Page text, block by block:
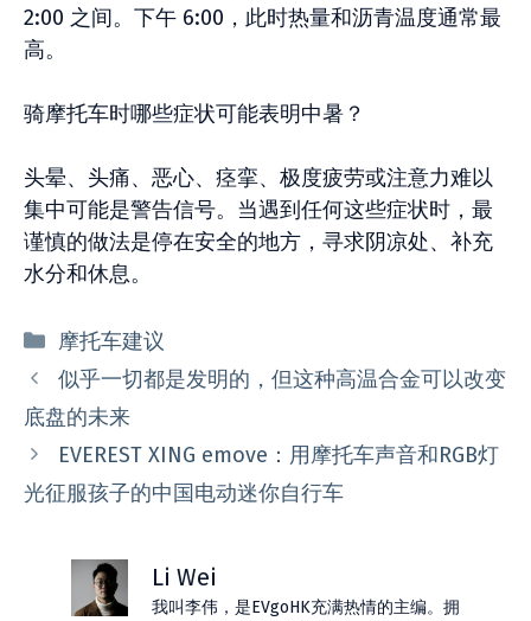
2:00 之间。下午 6:00，此时热量和沥青温度通常最
高。
骑摩托车时哪些症状可能表明中暑？
头晕、头痛、恶心、痉挛、极度疲劳或注意力难以
集中可能是警告信号。当遇到任何这些症状时，最
谨慎的做法是停在安全的地方，寻求阴凉处、补充
水分和休息。
分
类
摩托车建议
似乎一切都是发明的，但这种高温合金可以改变
底盘的未来
EVEREST XING emove：用摩托车声音和RGB灯
光征服孩子的中国电动迷你自行车
Li Wei
我叫李伟，是EVgoHK充满热情的主编。拥